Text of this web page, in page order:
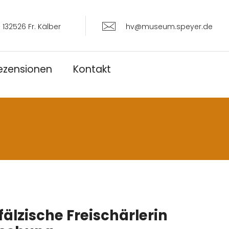
Fr. Kälber hv@museum.speyer.de
Kontakt
Freischärlerin